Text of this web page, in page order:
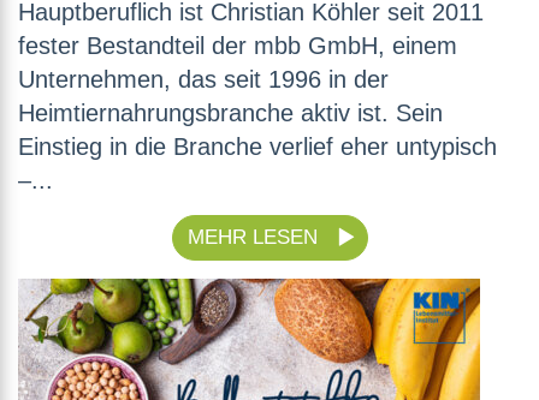
Hauptberuflich ist Christian Köhler seit 2011
fester Bestandteil der mbb GmbH, einem
Unternehmen, das seit 1996 in der
Heimtiernahrungsbranche aktiv ist. Sein
Einstieg in die Branche verlief eher untypisch
–...
MEHR LESEN